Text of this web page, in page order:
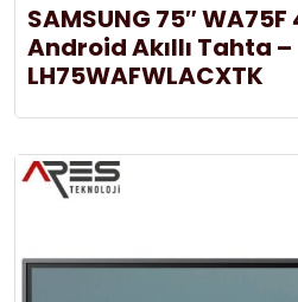
SAMSUNG 75″
Android Akıllı Tahta –
LH75WAFWLACXTK